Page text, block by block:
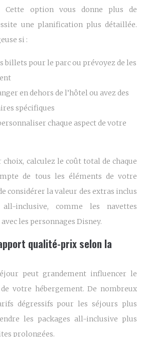
Cette option vous donne plus de
une planification plus détaillée.
si :
billets pour le parc ou prévoyez de les
en dehors de l’hôtel ou avez des
spécifiques
chaque aspect de votre
calculez le coût total de chaque
de tous les éléments de votre
considérer la valeur des extras inclus
inclusive, comme les navettes
les personnages Disney.
qualité-prix selon la
peut grandement influencer le
votre hébergement. De nombreux
dégressifs pour les séjours plus
les packages all-inclusive plus
prolongées.